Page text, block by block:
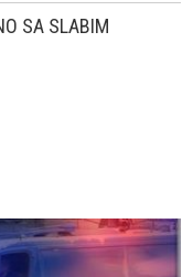
SA SLABIM